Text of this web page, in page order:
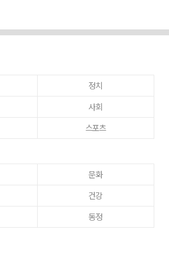
정치
사회
스포츠
문화
건강
동정